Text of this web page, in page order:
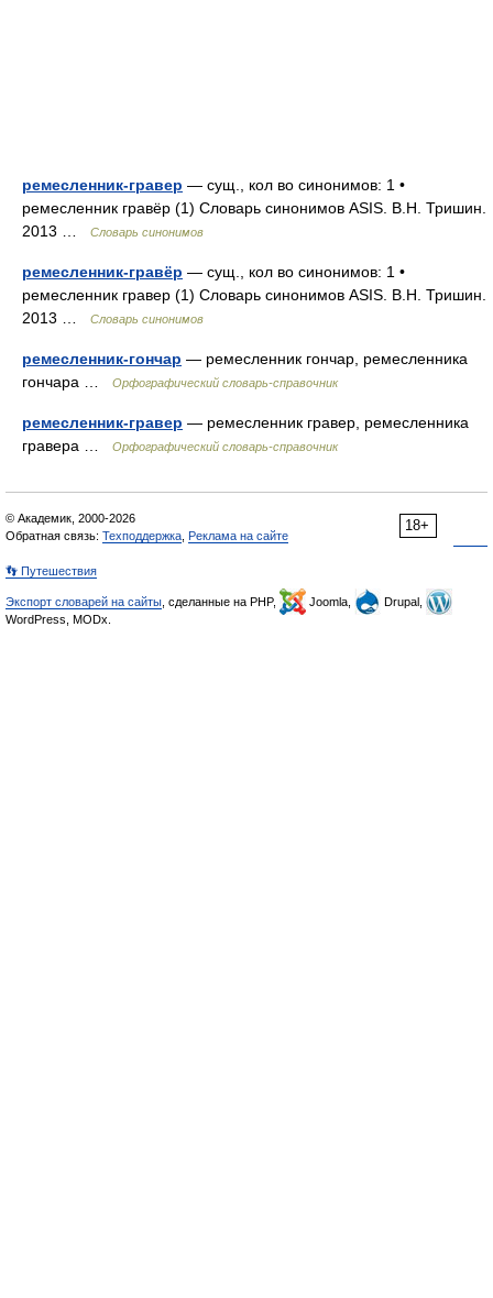
ремесленник-гравер — сущ., кол во синонимов: 1 •
ремесленник гравёр (1) Словарь синонимов ASIS. В.Н. Тришин.
2013 …
Словарь синонимов
ремесленник-гравёр — сущ., кол во синонимов: 1 •
ремесленник гравер (1) Словарь синонимов ASIS. В.Н. Тришин.
2013 …
Словарь синонимов
ремесленник-гончар — ремесленник гончар, ремесленника
гончара …
Орфографический словарь-справочник
ремесленник-гравер — ремесленник гравер, ремесленника
гравера …
Орфографический словарь-справочник
18+
© Академик, 2000-2026
Обратная связь: Техподдержка Реклама на сайте
👣 Путешествия
Экспорт словарей на сайты , сделанные на PHP, Joomla,
Drupal,
WordPress, MODx.